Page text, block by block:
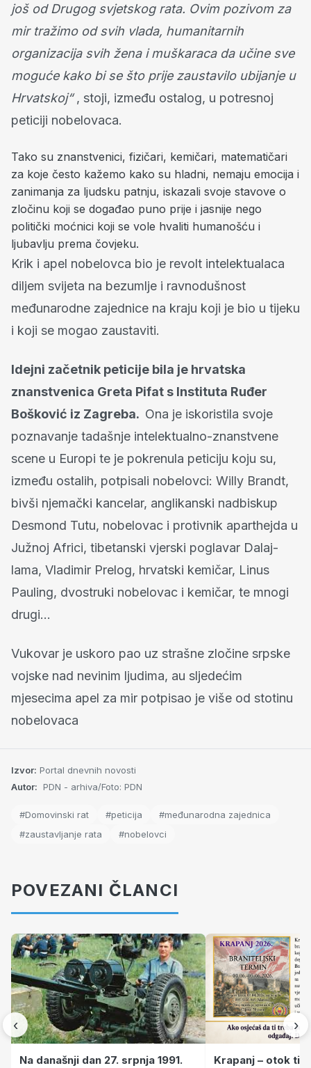
još od Drugog svjetskog rata. Ovim pozivom za
mir tražimo od svih vlada, humanitarnih
organizacija svih žena i muškaraca da učine sve
moguće kako bi se što prije zaustavilo ubijanje u
Hrvatskoj“, stoji, između ostalog, u potresnoj
peticiji nobelovaca.
Tako su znanstvenici, fizičari, kemičari, matematičari
za koje često kažemo kako su hladni, nemaju emocija i
zanimanja za ljudsku patnju, iskazali svoje stavove o
zločinu koji se događao puno prije i jasnije nego
politički moćnici koji se vole hvaliti humanošću i
ljubavlju prema čovjeku.
Krik i apel nobelovca bio je revolt intelektualaca
diljem svijeta na bezumlje i ravnodušnost
međunarodne zajednice na kraju koji je bio u tijeku
i koji se mogao zaustaviti.
Idejni začetnik peticije bila je hrvatska
znanstvenica Greta Pifat s Instituta Ruđer
Bošković iz Zagreba. Ona je iskoristila svoje
poznavanje tadašnje intelektualno-znanstvene
scene u Europi te je pokrenula peticiju koju su,
između ostalih, potpisali nobelovci: Willy Brandt,
bivši njemački kancelar, anglikanski nadbiskup
Desmond Tutu, nobelovac i protivnik aparthejda u
Južnoj Africi, tibetanski vjerski poglavar Dalaj-
lama, Vladimir Prelog, hrvatski kemičar, Linus
Pauling, dvostruki nobelovac i kemičar, te mnogi
drugi…
Vukovar je uskoro pao uz strašne zločine srpske
vojske nad nevinim ljudima, au sljedećim
mjesecima apel za mir potpisao je više od stotinu
nobelovaca
Izvor: Portal dnevnih novosti
Autor: PDN - arhiva/Foto: PDN
#Domovinski rat #peticija
#međunarodna zajednica
#zaustavljanje rata
#nobelovci
POVEZANI ČLANCI
‹
Na današnji dan 27. srpnja 1991.
Krapanj – otok
›